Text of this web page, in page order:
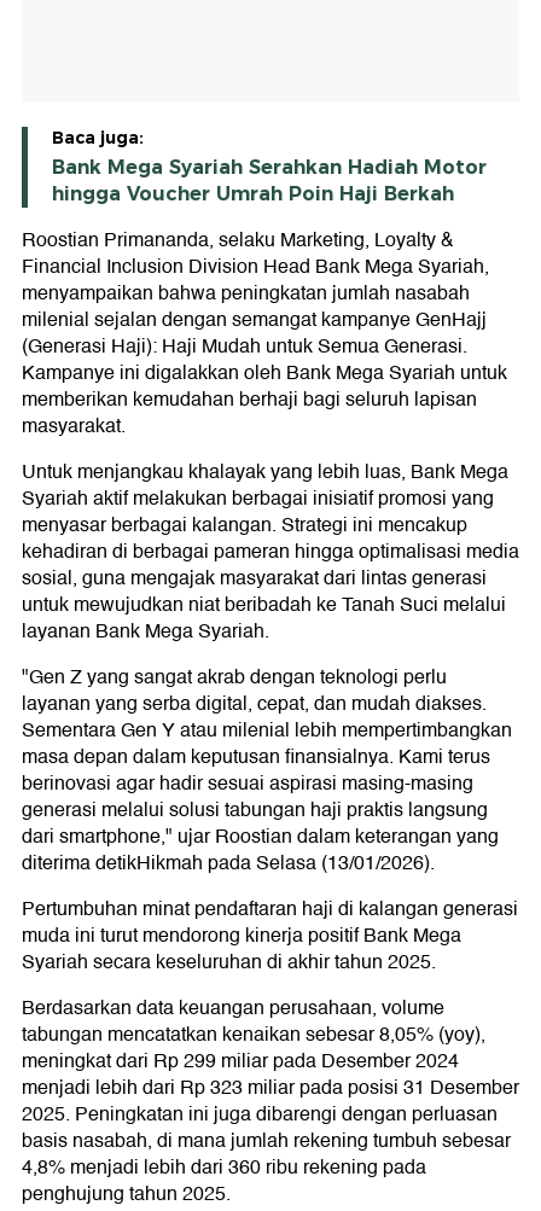
Baca juga:
Bank Mega Syariah Serahkan Hadiah Motor
hingga Voucher Umrah Poin Haji Berkah
Roostian Primananda, selaku Marketing, Loyalty &
Financial Inclusion Division Head Bank Mega Syariah,
menyampaikan bahwa peningkatan jumlah nasabah
milenial sejalan dengan semangat kampanye GenHajj
(Generasi Haji): Haji Mudah untuk Semua Generasi.
Kampanye ini digalakkan oleh Bank Mega Syariah untuk
memberikan kemudahan berhaji bagi seluruh lapisan
masyarakat.
Untuk menjangkau khalayak yang lebih luas, Bank Mega
Syariah aktif melakukan berbagai inisiatif promosi yang
menyasar berbagai kalangan. Strategi ini mencakup
kehadiran di berbagai pameran hingga optimalisasi media
sosial, guna mengajak masyarakat dari lintas generasi
untuk mewujudkan niat beribadah ke Tanah Suci melalui
layanan Bank Mega Syariah.
"Gen Z yang sangat akrab dengan teknologi perlu
layanan yang serba digital, cepat, dan mudah diakses.
Sementara Gen Y atau milenial lebih mempertimbangkan
masa depan dalam keputusan finansialnya. Kami terus
berinovasi agar hadir sesuai aspirasi masing-masing
generasi melalui solusi tabungan haji praktis langsung
dari smartphone," ujar Roostian dalam keterangan yang
diterima detikHikmah pada Selasa (13/01/2026).
Pertumbuhan minat pendaftaran haji di kalangan generasi
muda ini turut mendorong kinerja positif Bank Mega
Syariah secara keseluruhan di akhir tahun 2025.
Berdasarkan data keuangan perusahaan, volume
tabungan mencatatkan kenaikan sebesar 8,05% (yoy),
meningkat dari Rp 299 miliar pada Desember 2024
menjadi lebih dari Rp 323 miliar pada posisi 31 Desember
2025. Peningkatan ini juga dibarengi dengan perluasan
basis nasabah, di mana jumlah rekening tumbuh sebesar
4,8% menjadi lebih dari 360 ribu rekening pada
penghujung tahun 2025.